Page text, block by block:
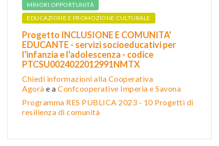
MINORI OPPORTUNITÀ
EDUCAZIONE E PROMOZIONE CULTURALE
Progetto INCLUSIONE E COMUNITA'
EDUCANTE - servizi socioeducativi per
l'infanzia e l'adolescenza - codice
PTCSU0024022012991NMTX
Chiedi informazioni alla Cooperativa
Agorà e a Confcooperative Imperia e Savona
Programma RES PUBLICA 2023 - 10 Progetti di
resilienza di comunità